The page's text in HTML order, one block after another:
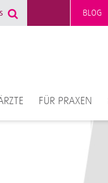
BLOG
FÜR PRAXEN